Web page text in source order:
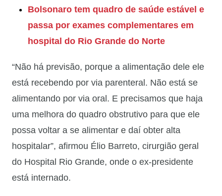
Bolsonaro tem quadro de saúde estável e
passa por exames complementares em
hospital do Rio Grande do Norte
“Não há previsão, porque a alimentação dele ele
está recebendo por via parenteral. Não está se
alimentando por via oral. E precisamos que haja
uma melhora do quadro obstrutivo para que ele
possa voltar a se alimentar e daí obter alta
hospitalar”, afirmou Élio Barreto, cirurgião geral
do Hospital Rio Grande, onde o ex-presidente
está internado.